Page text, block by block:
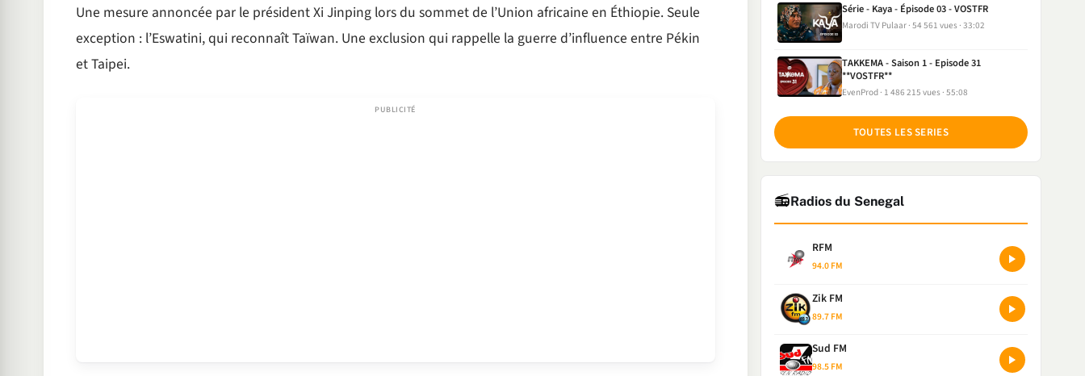
Une mesure annoncée par le président Xi Jinping lors du sommet de l’Union africaine en Éthiopie. Seule
exception : l’Eswatini, qui reconnaît Taïwan. Une exclusion qui rappelle la guerre d’influence entre Pékin
et Taipei.
Série - Kaya - Épisode 03 - VOSTFR
Marodi TV Pulaar 54 561 vues 33:02
TAKKEMA - Saison 1 - Episode 31
**VOSTFR**
EvenProd 1 486 215 vues 55:08
TOUTES LES SERIES
📻Radios du Senegal
RFM
94.0 FM
Zik FM
89.7 FM
Sud FM
98.5 FM